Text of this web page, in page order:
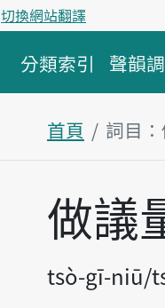
切換網站翻譯
分類索引 聲韻
首頁 詞目：
主內容區塊
做議
tsò-gī-niū